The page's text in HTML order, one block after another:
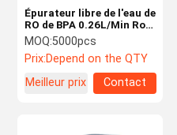
Épurateur libre de l'eau de
RO de BPA 0.26L/Min Ro
Water Vending Machine
2T avec le distributeur
MOQ:5000pcs
Prix:Depend on the QTY
Meilleur prix
Contact